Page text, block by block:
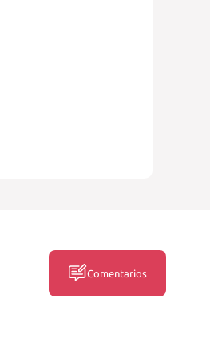
Comentarios